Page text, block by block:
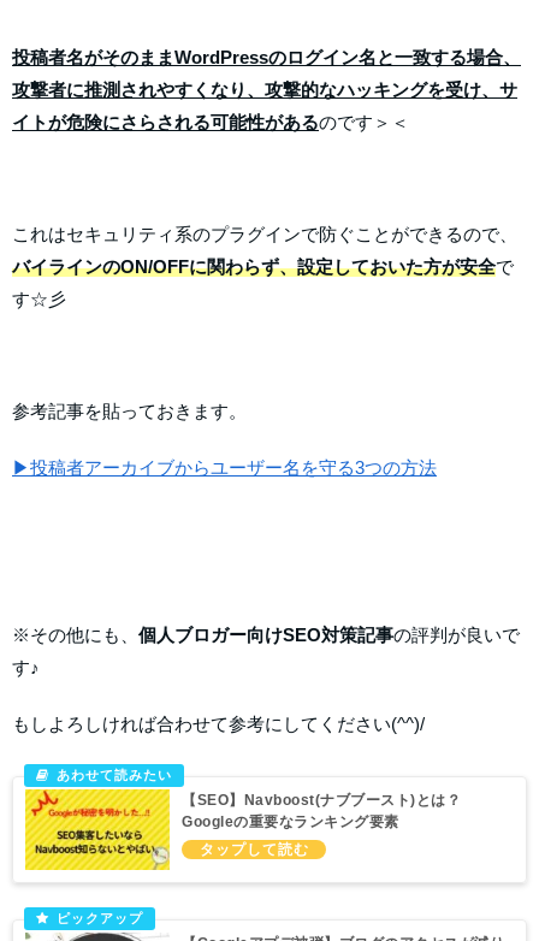
投稿者名がそのままWordPressのログイン名と一致する場合、
攻撃者に推測されやすくなり、攻撃的なハッキングを受け、サ
イトが危険にさらされる可能性があるのです＞＜
これはセキュリティ系のプラグインで防ぐことができるので、
バイラインのON/OFFに関わらず、設定しておいた方が安全で
す☆彡
参考記事を貼っておきます。
▶投稿者アーカイブからユーザー名を守る3つの方法
※その他にも、 個人ブロガー向けSEO対策記事の評判が良いで
す♪
もしよろしければ合わせて参考にしてください(^^)/
【SEO】Navboost(ナブブースト)とは？
Googleの重要なランキング要素